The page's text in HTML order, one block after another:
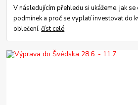
V následujícím přehledu si ukážeme, jak
podmínek a proč se vyplatí investovat do
oblečení.číst celé